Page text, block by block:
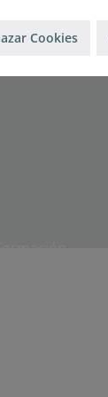
Cookies